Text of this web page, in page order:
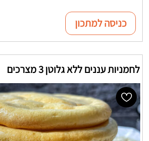
כניסה למתכון
לחמניות עננים ללא גלוטן 3 מצרכים